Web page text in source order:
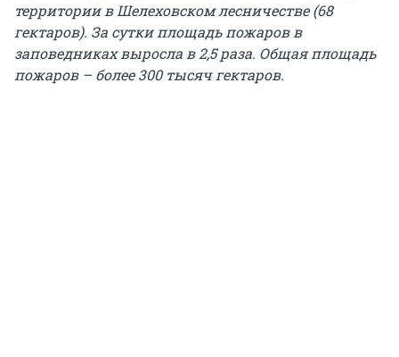
территории в Шелеховском лесничестве (68
гектаров). За сутки площадь пожаров в
заповедниках выросла в 2,5 раза. Общая площадь
пожаров – более 300 тысяч гектаров.